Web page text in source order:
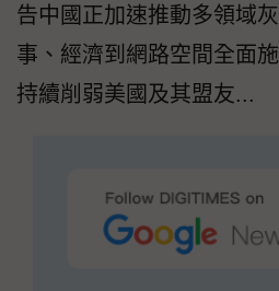
告中國正加速推動多領域
事、經濟到網路空間全面
持續削弱美國及其盟友...